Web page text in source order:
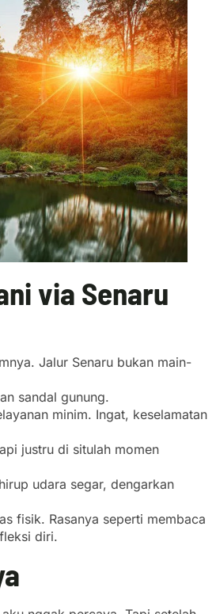
via Senaru
Jalur Senaru bukan main-
sandal gunung.
minim. Ingat, keselamatan
justru di situlah momen
udara segar, dengarkan
fisik. Rasanya seperti membaca
diri.